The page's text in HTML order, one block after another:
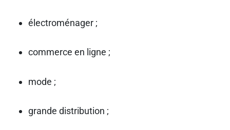
électroménager ;
commerce en ligne ;
mode ;
grande distribution ;